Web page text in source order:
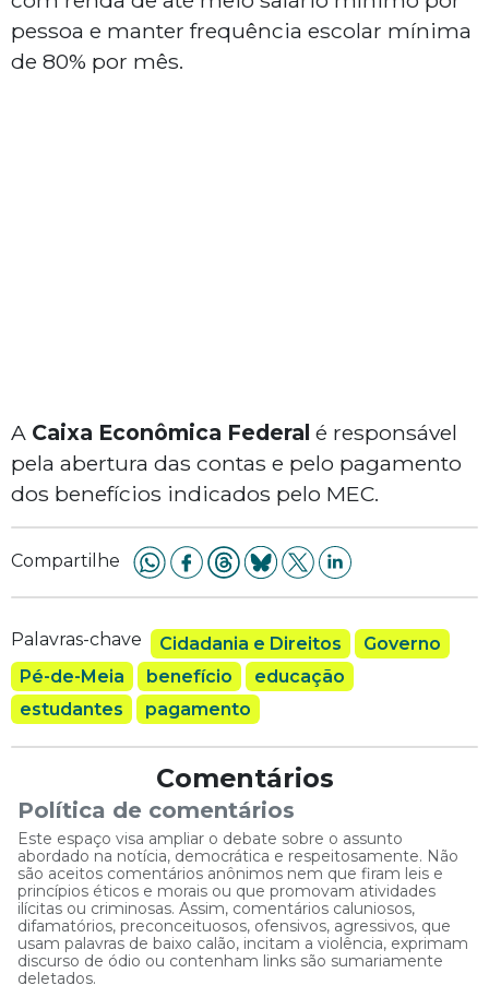
pessoa e manter frequência escolar mínima
de 80% por mês.
A Caixa Econômica Federal é responsável
pela abertura das contas e pelo pagamento
dos benefícios indicados pelo MEC.
Compartilhe
Palavras-chave Cidadania e Direitos
Governo
Pé-de-Meia
benefício
educação
estudantes
pagamento
Comentários
Política de comentários
Este espaço visa ampliar o debate sobre o assunto
abordado na notícia, democrática e respeitosamente. Não
são aceitos comentários anônimos nem que firam leis e
princípios éticos e morais ou que promovam atividades
ilícitas ou criminosas. Assim, comentários caluniosos,
difamatórios, preconceituosos, ofensivos, agressivos, que
usam palavras de baixo calão, incitam a violência, exprimam
discurso de ódio ou contenham links são sumariamente
deletados.